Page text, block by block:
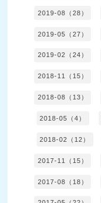
2019-08（28）
2019-05（27）
2019-02（24）
2018-11（15）
2018-08（13）
2018-05（4）
2018-02（12）
2017-11（15）
2017-08（18）